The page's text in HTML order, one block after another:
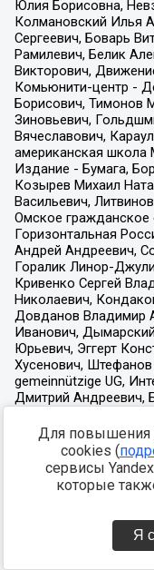
Для повышения
cookies (
сервисы
которые
Я